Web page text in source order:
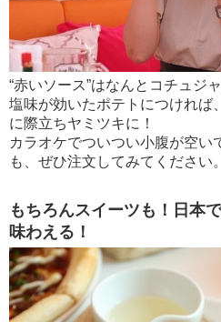
“赤いソース”はなんとコチュジ
塩味が効いたポテトにつければ
に際立ちヤミツキに！
カラオケでついつい小腹が空い
も、ぜひ注文してみてください。
もちろんスイーツも！日本
味わえる！